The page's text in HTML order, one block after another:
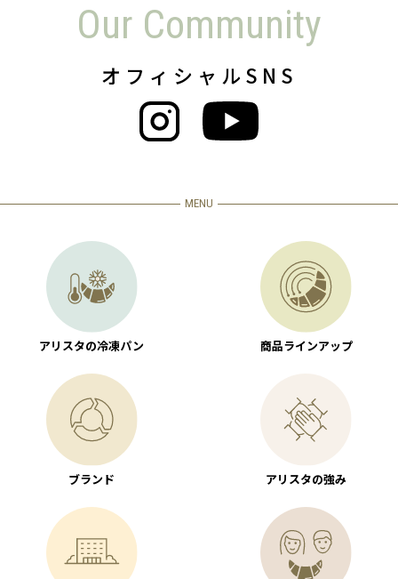
Our Community
オフィシャルSNS
MENU
アリスタの冷凍パン 商品ラインアップ
ブランド アリスタの強み